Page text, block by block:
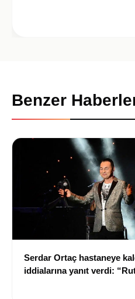
Benzer
Serdar Ortaç hastaneye
iddialarına yanıt verdi: